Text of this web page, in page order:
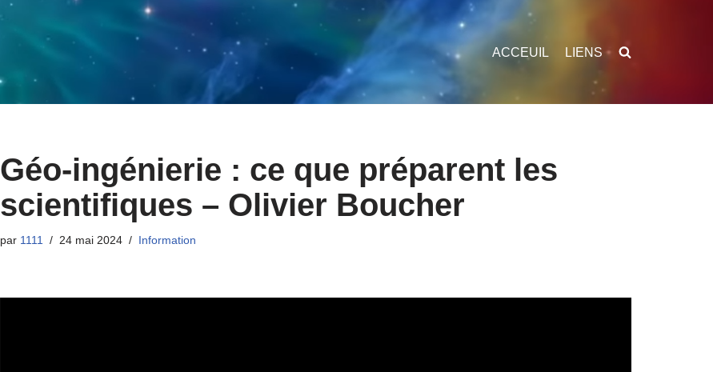
ACCEUIL LIENS
Géo-ingénierie : ce que préparent les
scientifiques – Olivier Boucher
par 1111 24 mai 2024 Information